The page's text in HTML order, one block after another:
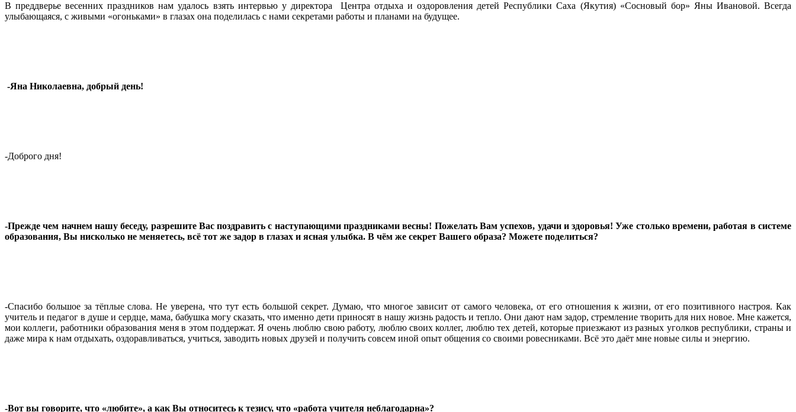
В преддверье весенних праздников нам удалось взять интервью у директора Центра отдыха и оздоровления детей Республики Саха (Якутия) «Сосновый бор» Яны Ивановой. Всегда
улыбающаяся, с живыми «огоньками» в глазах она поделилась с нами секретами работы и планами на будущее.
-Яна Николаевна, добрый день!
-Доброго дня!
-Прежде чем начнем нашу беседу, разрешите Вас поздравить с наступающими праздниками весны! Пожелать Вам успехов, удачи и здоровья! Уже столько времени, работая в системе
образования, Вы нисколько не меняетесь, всё тот же задор в глазах и ясная улыбка. В чём же секрет Вашего образа? Можете поделиться?
-Спасибо большое за тёплые слова. Не уверена, что тут есть большой секрет. Думаю, что многое зависит от самого человека, от его отношения к жизни, от его позитивного настроя. Как
учитель и педагог в душе и сердце, мама, бабушка могу сказать, что именно дети приносят в нашу жизнь радость и тепло. Они дают нам задор, стремление творить для них новое. Мне кажется,
мои коллеги, работники образования меня в этом поддержат. Я очень люблю свою работу, люблю своих коллег, люблю тех детей, которые приезжают из разных уголков республики, страны и
даже мира к нам отдыхать, оздоравливаться, учиться, заводить новых друзей и получить совсем иной опыт общения со своими ровесниками. Всё это даёт мне новые силы и энергию.
-Вот вы говорите, что «любите», а как Вы относитесь к тезису, что «работа учителя неблагодарна»?